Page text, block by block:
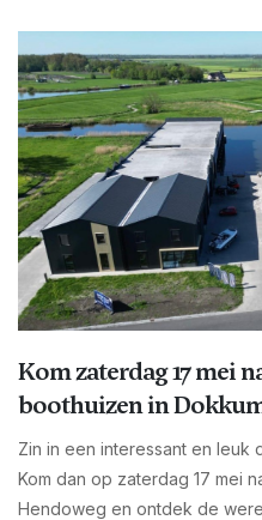
Kom zaterdag 17 mei
boothuizen in
Zin in een interessant en
Kom dan op zaterdag 17 mei
Hendoweg en ontdek de